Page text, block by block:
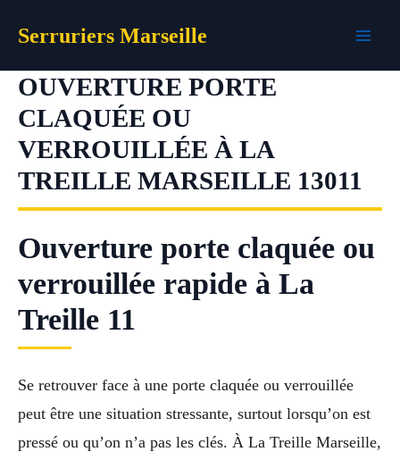
Serruriers Marseille
OUVERTURE PORTE
CLAQUÉE OU
VERROUILLÉE À LA
TREILLE MARSEILLE 13011
Ouverture porte claquée ou
verrouillée rapide à La
Treille 11
Se retrouver face à une porte claquée ou verrouillée
peut être une situation stressante, surtout lorsqu’on est
pressé ou qu’on n’a pas les clés. À La Treille Marseille,